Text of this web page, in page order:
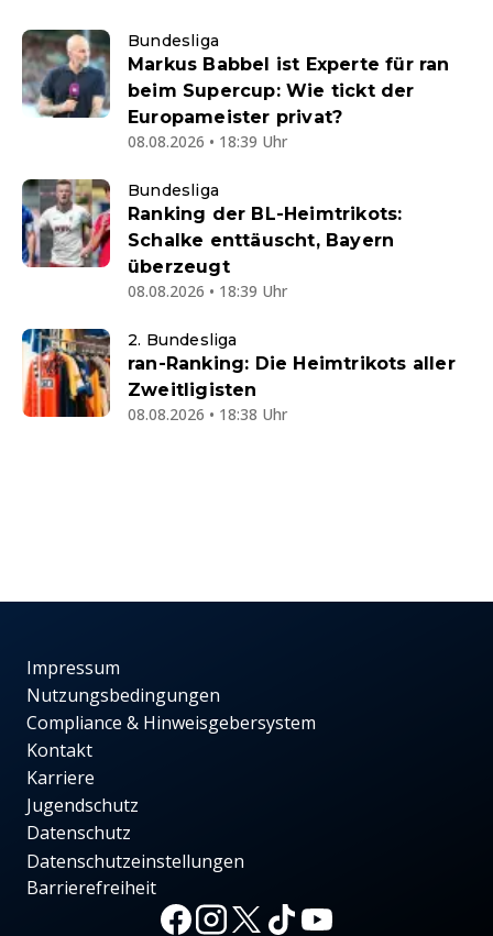
Bundesliga
Markus Babbel ist Experte für ran
beim Supercup: Wie tickt der
Europameister privat?
08.08.2026 • 18:39 Uhr
Bundesliga
Ranking der BL-Heimtrikots:
Schalke enttäuscht, Bayern
überzeugt
08.08.2026 • 18:39 Uhr
2. Bundesliga
ran-Ranking: Die Heimtrikots aller
Zweitligisten
08.08.2026 • 18:38 Uhr
Impressum
Nutzungsbedingungen
Compliance & Hinweisgebersystem
Kontakt
Karriere
Jugendschutz
Datenschutz
Datenschutzeinstellungen
Barrierefreiheit